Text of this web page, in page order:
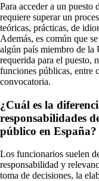
Para acceder a un puesto
requiere superar un
teóricas, prácticas, de
Además, es común que
algún país miembro de la
requerida para el puesto,
funciones públicas, entre
convocatoria.
¿Cuál es la
responsabilidades
público en España?
Los funcionarios suelen
responsabilidad y
toma de decisiones, la